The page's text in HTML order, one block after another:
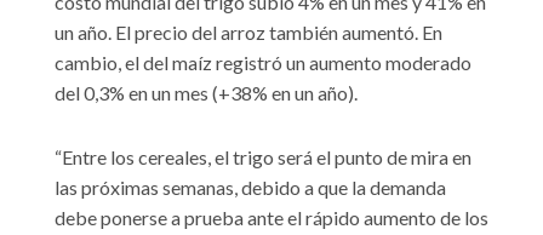
un año. El precio del arroz también aumentó. En
cambio, el del maíz registró un aumento moderado
del 0,3% en un mes (+38% en un año).
“Entre los cereales, el trigo será el punto de mira en
las próximas semanas, debido a que la demanda
debe ponerse a prueba ante el rápido aumento de los